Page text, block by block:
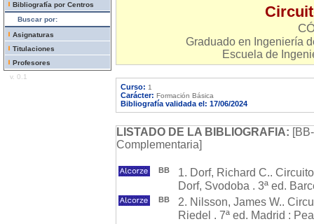
Bibliografía por Centros
Buscar por:
Asignaturas
Titulaciones
Profesores
v. 0.1
Graduado en Ingeniería
Escuela de
Curso: 1
Carácter: Formación Básica
Bibliografía validada el: 17/06/2024
LISTADO DE LA BIBLIOGRAFIA:
Complementaria]
BB
1. Dorf, Richard C..
Dorf, Svodoba . 3ª ed.
BB
2. Nilsson, James W..
Riedel . 7ª ed. Madrid :